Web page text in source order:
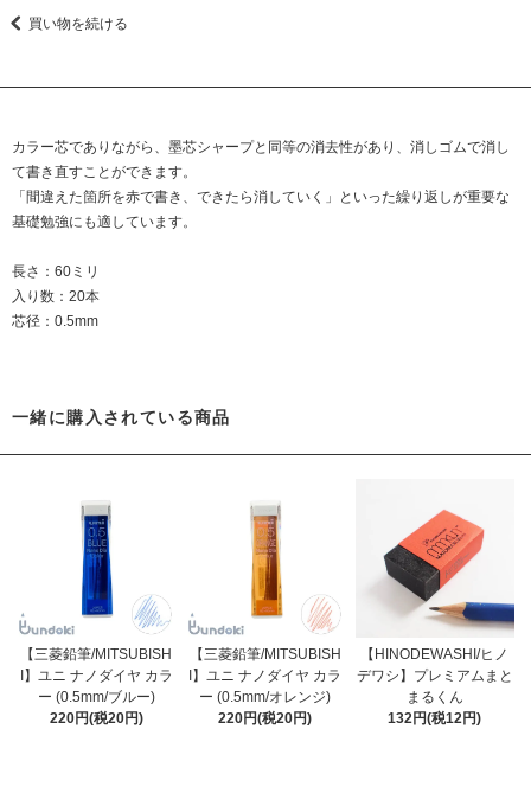
買い物を続ける
カラー芯でありながら、墨芯シャープと同等の消去性があり、消しゴムで消し
て書き直すことができます。
「間違えた箇所を赤で書き、できたら消していく」といった繰り返しが重要な
基礎勉強にも適しています。
長さ：60ミリ
入り数：20本
芯径：0.5mm
一緒に購入されている商品
【三菱鉛筆/MITSUBISH
I】ユニ ナノダイヤ カラ
ー (0.5mm/ブルー)
220円(税20円)
【三菱鉛筆/MITSUBISH
I】ユニ ナノダイヤ カラ
ー (0.5mm/オレンジ)
220円(税20円)
【HINODEWASHI/ヒノ
デワシ】プレミアムまと
まるくん
132円(税12円)